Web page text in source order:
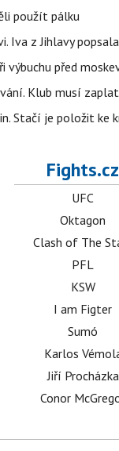
použít pálku
z Jihlavy
před
Klub musí
Stačí je položit ke
Fights.cz
UFC
Oktagon
Clash of The
PFL
KSW
I am Figter
Sumó
Karlos
Jiří Procházka
Conor